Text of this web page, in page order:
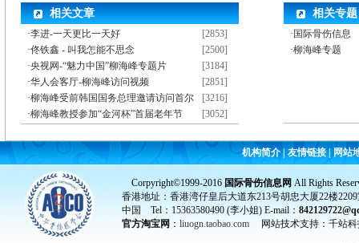
相关文章
[2853]
·李进-一天更比一天好
[2500]
·佟铁鑫 - 叫我怎能不思念
[3184]
·央视网-“魅力中国”柳海峰专题片
[2851]
·华人会客厅-柳海峰访问视频
[3216]
·柳海峰受前韩国国务总理邀请访问首尔
[3052]
·柳海峰教授参加“金河杯”首届老年节
相关专题
·国际骨伤信息
·柳海峰专题
机构简介| 友情链接 |网站
Corpyright©1999-2016 国际骨伤信息网 All Rights
香港地址：香港湾仔皇后大道东213号胡忠大厦22楼
中国 Tel：15363580490 (李小姐) E-mail：
官方淘宝网 ： liuogn.taobao.com 网站技术支持：千站科